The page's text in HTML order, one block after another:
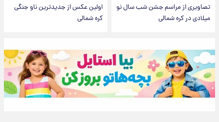
تصاویری از مراسم جشن شب سال نو
میلادی در کره شمالی
اولین عکس از جدیدترین ناو جنگی
کره شمالی